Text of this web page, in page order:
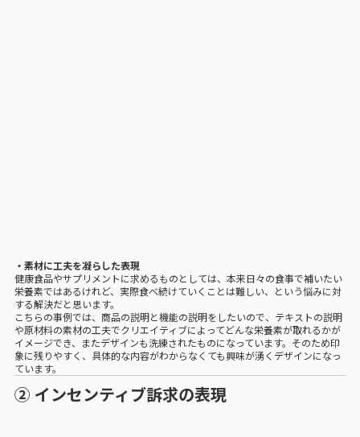
・素材に工夫を凝らした表現
健康食品やサプリメントに求めるものとしては、本来日々の食事で補いたい
栄養素ではあるけれど、実際食べ続けていくことは難しい、という悩みに対
する解決だと思います。
こちらの事例では、商品の説明と機能の説明をしたいので、テキストの説明
や原材料の素材の工夫でクリエイティブによってどんな栄養素が取れるかが
イメージでき、またデザインも洗練されたものになっています。そのため印
象に残りやすく、具体的な内容がわからなくても興味が湧くデザインになっ
ています。
② インセンティブ訴求の表現